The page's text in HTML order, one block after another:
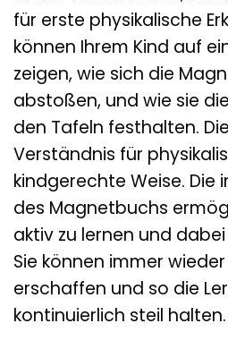
für erste physikalische
können Ihrem Kind auf
zeigen, wie sich die
abstoßen, und wie sie
den Tafeln festhalten.
Verständnis für
kindgerechte Weise. Die
des Magnetbuchs
aktiv zu lernen und
Sie können immer
erschaffen und so die
kontinuierlich steil halten.